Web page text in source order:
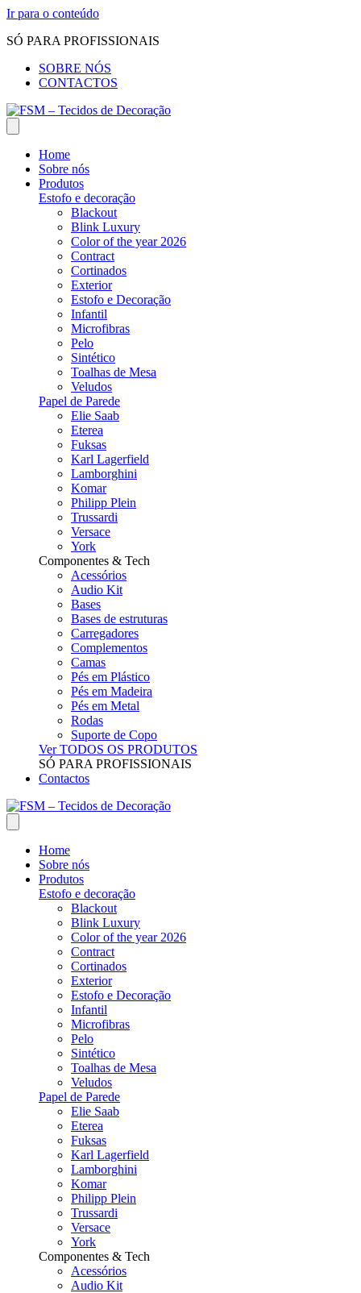
Ir para o conteúdo
SÓ PARA PROFISSIONAIS
SOBRE NÓS
CONTACTOS
Home
Sobre nós
Produtos
Estofo e decoração
Blackout
Blink Luxury
Color of the year 2026
Contract
Cortinados
Exterior
Estofo e Decoração
Infantil
Microfibras
Pelo
Sintético
Toalhas de Mesa
Veludos
Papel de Parede
Elie Saab
Eterea
Fuksas
Karl Lagerfield
Lamborghini
Komar
Philipp Plein
Trussardi
Versace
York
Componentes & Tech
Acessórios
Audio Kit
Bases
Bases de estruturas
Carregadores
Complementos
Camas
Pés em Plástico
Pés em Madeira
Pés em Metal
Rodas
Suporte de Copo
Ver TODOS OS PRODUTOS
SÓ PARA PROFISSIONAIS
Contactos
Home
Sobre nós
Produtos
Estofo e decoração
Blackout
Blink Luxury
Color of the year 2026
Contract
Cortinados
Exterior
Estofo e Decoração
Infantil
Microfibras
Pelo
Sintético
Toalhas de Mesa
Veludos
Papel de Parede
Elie Saab
Eterea
Fuksas
Karl Lagerfield
Lamborghini
Komar
Philipp Plein
Trussardi
Versace
York
Componentes & Tech
Acessórios
Audio Kit